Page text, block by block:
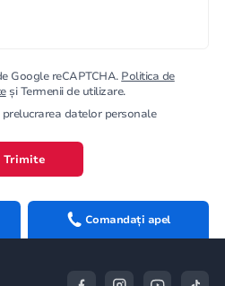
Google reCAPTCHA. Politica de
și Termenii de utilizare.
datelor personale
Trimite
Comandați apel